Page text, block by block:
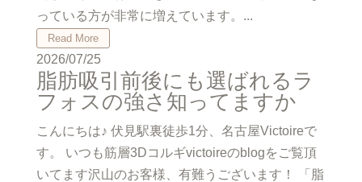
っている方が非常に増えています。...
Read More
2026/07/25
脂肪吸引前後にも選ばれるラ
フォスの強さ知ってますか
こんにちは♪ 伏見駅裏徒歩1分、名古屋Victoireで
す。 いつも筋層3Dコルギvictoireのblogをご覧頂
いてます沢山のお客様、有難うございます！ 「脂